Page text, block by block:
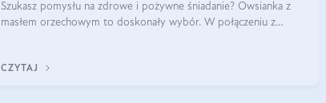
Szukasz pomysłu na zdrowe i pożywne śniadanie? Owsianka z
masłem orzechowym to doskonały wybór. W połączeniu z
CZYTAJ